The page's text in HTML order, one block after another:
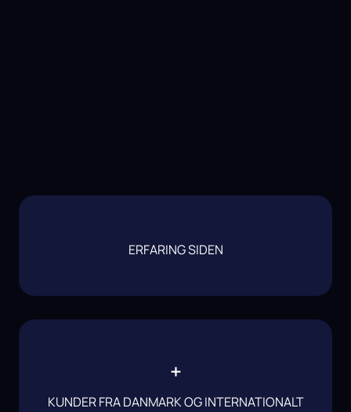
ERFARING SIDEN
+
KUNDER FRA DANMARK OG INTERNATIONALT